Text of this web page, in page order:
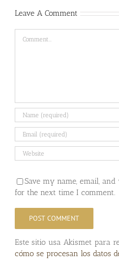
Leave A Comment
Save my name, email,
for the next time I comment.
Este sitio usa Akismet para
cómo se procesan los datos